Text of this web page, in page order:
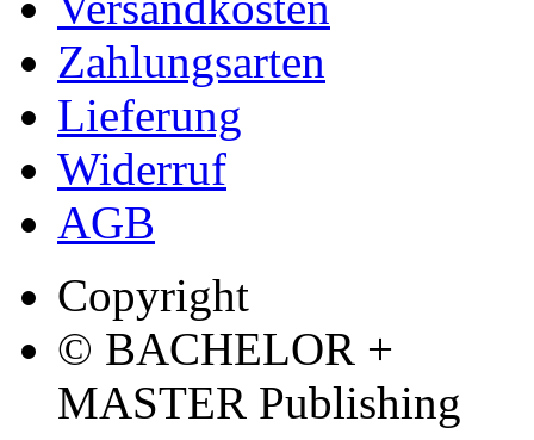
Zahlungsarten
Lieferung
Widerruf
AGB
Copyright
© BACHELOR +
MASTER Publishing